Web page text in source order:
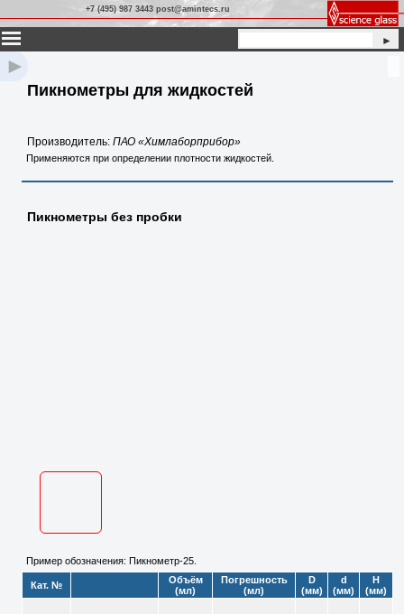
+7 (495) 987 3443 post@amintecs.ru
►
►
Пикнометры для жидкостей
Производитель: ПАО «Химлаборприбор»
Применяются при определении плотности жидкостей.
Пикнометры без пробки
Пример обозначения: Пикнометр-25.
Кат. №
Объём
(мл)
Погрешность
(мл)
D
(мм)
d
(мм)
H
(мм)